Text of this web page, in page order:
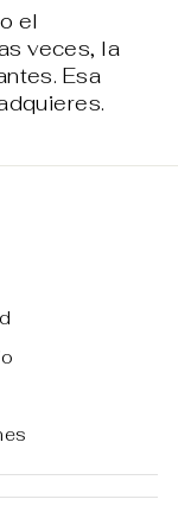
el
veces, la
Esa